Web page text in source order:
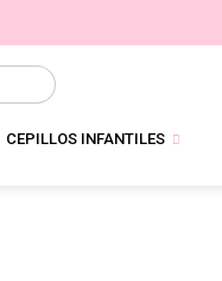
CEPILLOS INFANTILES